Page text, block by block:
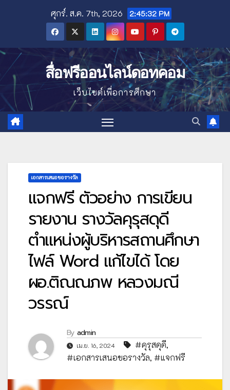
ศุกร์. ส.ค. 7th, 2026 2:45:34 PM
สื่อฟรีออนไลน์ดอทคอม
เว็บไซต์เพื่อการศึกษา
เอกสารเสนอขอรางวัล
แจกฟรี ตัวอย่าง การเขียน
รายงาน รางวัลคุรุสดุดี
ตำแหน่งผู้บริหารสถานศึกษา
ไฟล์ Word แก้ไขได้ โดย
ผอ.ติณณภพ หลวงมณี
วรรณ์
By admin
เม.ย. 16, 2024 #คุรุสดุดี,
#เอกสารเสนอขอรางวัล, #แจกฟรี